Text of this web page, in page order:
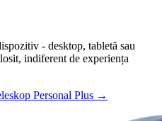
- desktop, tabletă sau
indiferent de experiența
Personal Plus →